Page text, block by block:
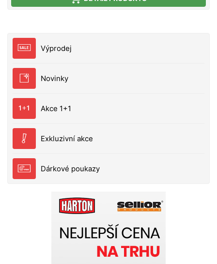
Výprodej
Novinky
Akce 1+1
Exkluzivní akce
Dárkové poukazy
přetečení. Samozřejmostí jsou elastické šle s
Evropské normy EN343 o voděodolnosti.